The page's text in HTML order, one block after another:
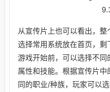
从宣传片上也可以看出，
选择常用系统放在首页，剩
游戏开始前，可以选择不
属性和技能。根据宣传片
同的职业/种族，玩家可以